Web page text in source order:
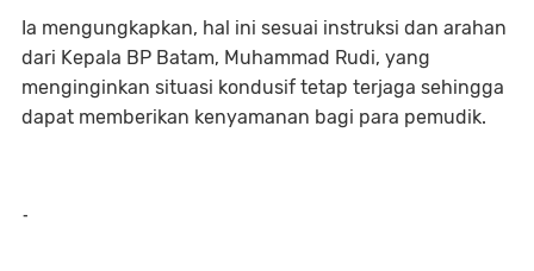
Ia mengungkapkan, hal ini sesuai instruksi dan arahan
dari Kepala BP Batam, Muhammad Rudi, yang
menginginkan situasi kondusif tetap terjaga sehingga
dapat memberikan kenyamanan bagi para pemudik.
-